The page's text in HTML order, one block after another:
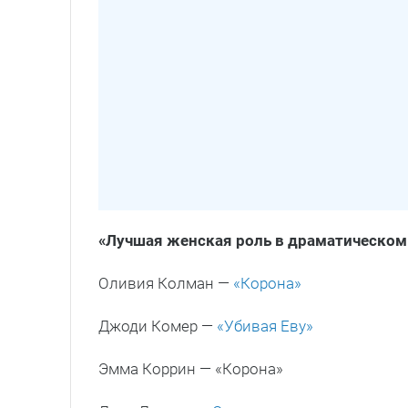
«Лучшая женская роль в драматическом
Оливия Колман — «Корона»
Джоди Комер — «Убивая Еву»
Эмма Коррин — «Корона»